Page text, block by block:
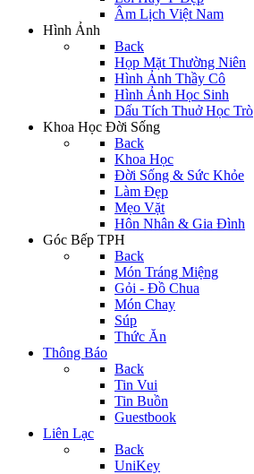
Âm Lịch Việt Nam
Hình Ảnh
Back
Họp Mặt Thường Niên
Hình Ảnh Thầy Cô
Hình Ảnh Học Sinh
Dấu Tích Thuở Học Trò
Khoa Học Đời Sống
Back
Khoa Học
Đời Sống & Sức Khỏe
Làm Đẹp
Mẹo Vặt
Hôn Nhân & Gia Đình
Góc Bếp TPH
Back
Món Tráng Miệng
Gỏi - Đồ Chua
Món Chay
Súp
Thức Ăn
Thông Báo
Back
Tin Vui
Tin Buồn
Guestbook
Liên Lạc
Back
UniKey